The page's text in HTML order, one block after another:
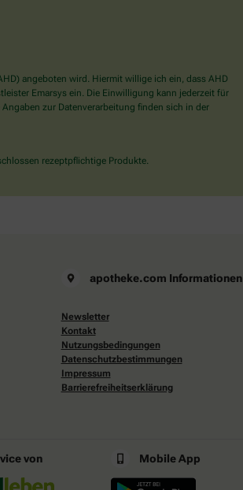
angeboten wird. Hiermit willige ich ein, dass AHD
Emarsys ein. Die Einwilligung kann jederzeit für
zur Datenverarbeitung finden sich in der
rezeptpflichtige Produkte.
apotheke.com Informationen
Newsletter
Kontakt
Nutzungsbedingungen
Datenschutzbestimmungen
Impressum
Barrierefreiheitserklärung
von Mobile App